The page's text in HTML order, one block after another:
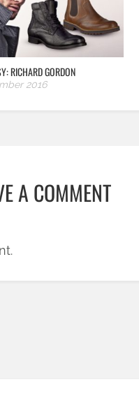
RICHARD GORDON
2016
A COMMENT